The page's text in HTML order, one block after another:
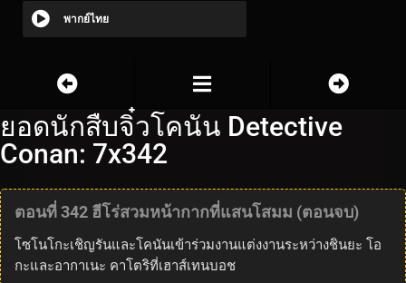
พากย์ไทย
ยอดนักสืบจิ๋วโคนัน Detective
Conan: 7x342
ตอนที่ 342 ฮีโร่สวมหน้ากากที่แสนโสมม (ตอนจบ)
โซโนโกะเชิญรันและโคนันเข้าร่วมงานแต่งงานระหว่างชินยะ โอ
กะและอากาเนะ คาโตริที่เฮาส์เทนบอช